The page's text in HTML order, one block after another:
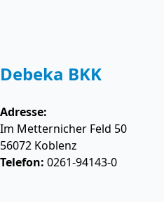
Debeka BKK
Adresse:
Im Metternicher Feld 50
56072 Koblenz
Telefon: 0261-94143-0